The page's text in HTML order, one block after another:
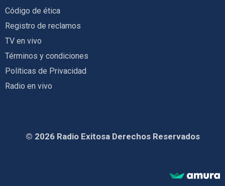
Código de ética
Registro de reclamos
TV en vivo
Términos y condiciones
Políticas de Privacidad
Radio en vivo
© 2026 Radio Exitosa Derechos Reservados